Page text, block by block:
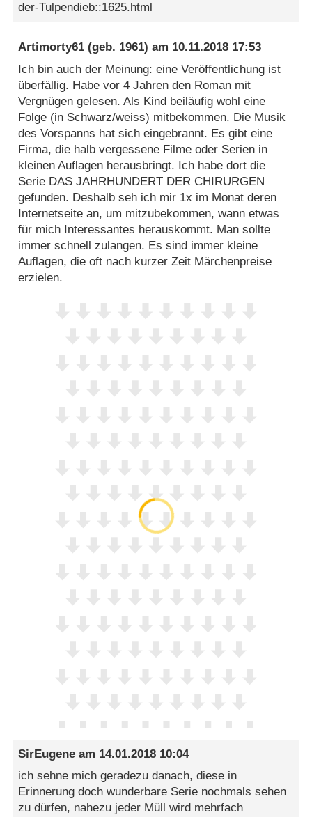
der-Tulpendieb::1625.html
Artimorty61 (geb. 1961) am 10.11.2018 17:53
Ich bin auch der Meinung: eine Veröffentlichung ist
überfällig. Habe vor 4 Jahren den Roman mit
Vergnügen gelesen. Als Kind beiläufig wohl eine
Folge (in Schwarz/weiss) mitbekommen. Die Musik
des Vorspanns hat sich eingebrannt. Es gibt eine
Firma, die halb vergessene Filme oder Serien in
kleinen Auflagen herausbringt. Ich habe dort die
Serie DAS JAHRHUNDERT DER CHIRURGEN
gefunden. Deshalb seh ich mir 1x im Monat deren
Internetseite an, um mitzubekommen, wann etwas
für mich Interessantes herauskommt. Man sollte
immer schnell zulangen. Es sind immer kleine
Auflagen, die oft nach kurzer Zeit Märchenpreise
erzielen.
SirEugene am 14.01.2018 10:04
ich sehne mich geradezu danach, diese in
Erinnerung doch wunderbare Serie nochmals sehen
zu dürfen, nahezu jeder Müll wird mehrfach